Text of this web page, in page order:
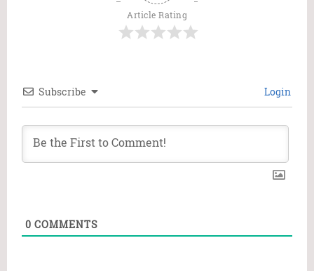
Article Rating
Subscribe Login
0 COMMENTS